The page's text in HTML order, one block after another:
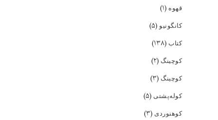
قهوه (۱)
کانگونیو(۵)
کتاب (۱۳۸)
کوچینگ (۲)
کوچینگ (۳)
کوله‌پشتی (۵)
کوهنوردی (۳)